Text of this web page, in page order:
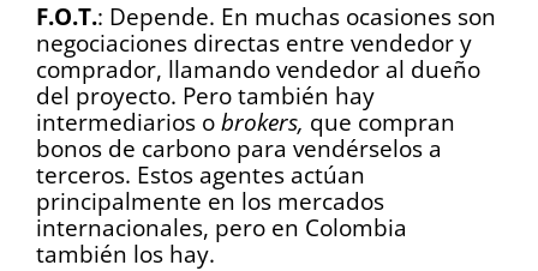
F.O.T.: Depende. En muchas ocasiones son
negociaciones directas entre vendedor y
comprador, llamando vendedor al dueño
del proyecto. Pero también hay
intermediarios o brokers, que compran
bonos de carbono para vendérselos a
terceros. Estos agentes actúan
principalmente en los mercados
internacionales, pero en Colombia
también los hay.